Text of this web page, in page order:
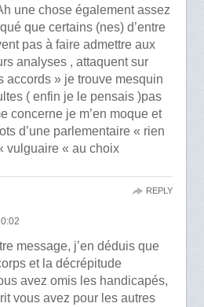
une chose également assez
que certains (nes) d’entre
pas à faire admettre aux
analyses , attaquent sur
accords » je trouve mesquin
( enfin je le pensais )pas
concerne je m’en moque et
d’une parlementaire « rien
vulguaire « au choix
message, j’en déduis que
et la décrépitude
avez omis les handicapés,
vous avez pour les autres
REPLY